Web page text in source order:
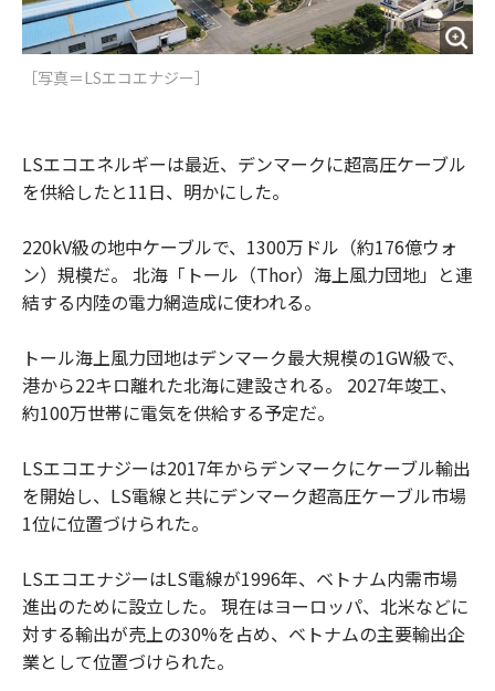
［写真＝LSエコエナジー］
LSエコエネルギーは最近、デンマークに超高圧ケーブル
を供給したと11日、明かにした。
220kV級の地中ケーブルで、1300万ドル（約176億ウォ
ン）規模だ。 北海「トール（Thor）海上風力団地」と連
結する内陸の電力網造成に使われる。
トール海上風力団地はデンマーク最大規模の1GW級で、
港から22キロ離れた北海に建設される。 2027年竣工、
約100万世帯に電気を供給する予定だ。
LSエコエナジーは2017年からデンマークにケーブル輸出
を開始し、LS電線と共にデンマーク超高圧ケーブル市場
1位に位置づけられた。
LSエコエナジーはLS電線が1996年、ベトナム内需市場
進出のために設立した。 現在はヨーロッパ、北米などに
対する輸出が売上の30%を占め、ベトナムの主要輸出企
業として位置づけられた。